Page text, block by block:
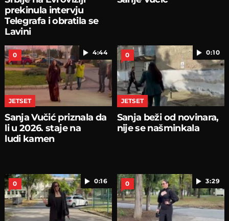
prekinula intervju
Telegrafa i obratila se
Lavini
4:44
0
JETSET
Sanja Vučić priznala da
li u 2026. staje na
ludi kamen
0:10
0
JETSET
Sanja beži od novinara,
nije se našminkala
0:16
0 3:29
0